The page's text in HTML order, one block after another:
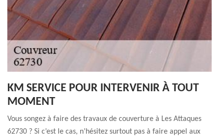
KM SERVICE POUR INTERVENIR À TOUT
MOMENT
Vous songez à faire des travaux de couverture à Les Attaques
62730 ? Si c’est le cas, n’hésitez surtout pas à faire appel aux